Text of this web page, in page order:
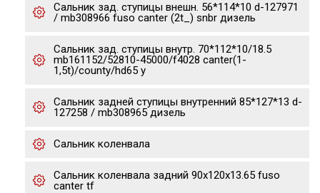
Сальник зад. ступицы внешн. 56*114*10 d-127971
/ mb308966 fuso canter (2t_) snbr дизель
Сальник зад. ступицы внутр. 70*112*10/18.5
mb161152/52810-45000/f4028 canter(1-
1,5t)/county/hd65 y
Сальник задней ступицы внутренний 85*127*13 d-
127258 / mb308965 дизель
Сальник коленвала
Сальник коленвала задний 90x120x13.65 fuso
canter tf